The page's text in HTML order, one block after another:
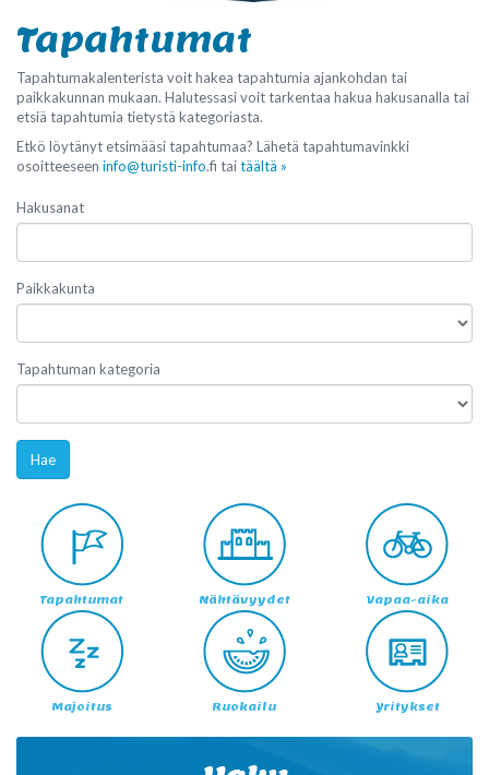
Tapahtumat
Tapahtumakalenterista voit hakea tapahtumia ajankohdan tai
paikkakunnan mukaan. Halutessasi voit tarkentaa hakua hakusanalla tai
etsiä tapahtumia tietystä kategoriasta.
Etkö löytänyt etsimääsi tapahtumaa? Lähetä tapahtumavinkki
osoitteeseen info@turisti-info.fi taitäältä »
Hakusanat
Paikkakunta
Tapahtuman kategoria
Hae
Tapahtumat Nähtävyydet Vapaa-aika
Majoitus Ruokailu Yritykset